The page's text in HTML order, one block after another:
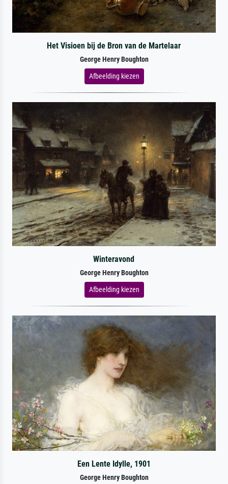
Het Visioen bij de Bron van de Martelaar
George Henry Boughton
Afbeelding kiezen
Winteravond
George Henry Boughton
Afbeelding kiezen
Een Lente Idylle, 1901
George Henry Boughton